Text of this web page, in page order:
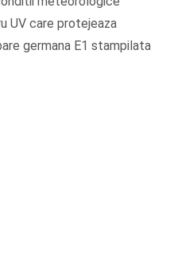
UV care protejeaza
germana E1 stampilata